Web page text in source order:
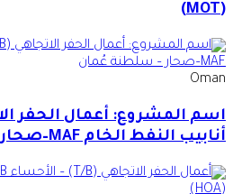
(MOT)
Oman
أنابيب النفط الخام MAF–صحار – سلطنة عُمان